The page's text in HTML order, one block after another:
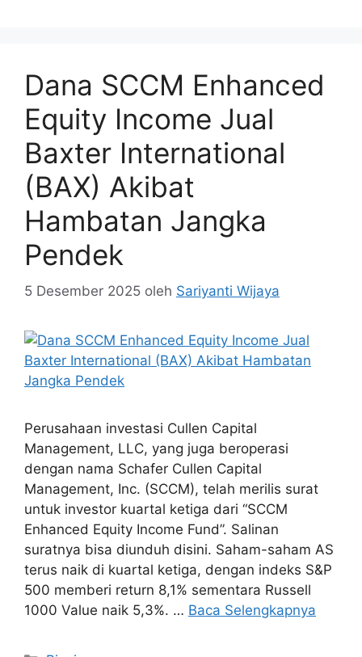
Dana SCCM Enhanced
Equity Income Jual
Baxter International
(BAX) Akibat
Hambatan Jangka
Pendek
5 Desember 2025 oleh Sariyanti Wijaya
Perusahaan investasi Cullen Capital
Management, LLC, yang juga beroperasi
dengan nama Schafer Cullen Capital
Management, Inc. (SCCM), telah merilis surat
untuk investor kuartal ketiga dari “SCCM
Enhanced Equity Income Fund”. Salinan
suratnya bisa diunduh disini. Saham-saham AS
terus naik di kuartal ketiga, dengan indeks S&P
500 memberi return 8,1% sementara Russell
1000 Value naik 5,3%. … Baca Selengkapnya